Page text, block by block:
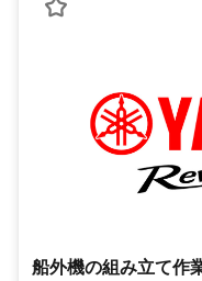
船外機の組み立て作